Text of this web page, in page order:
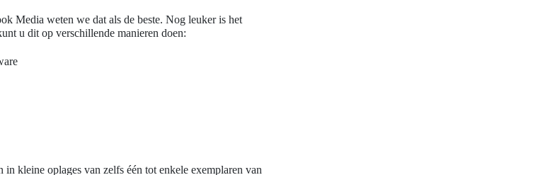
Media weten we dat als de beste. Nog leuker is het
u dit op verschillende manieren doen:
kleine oplages van zelfs één tot enkele exemplaren van